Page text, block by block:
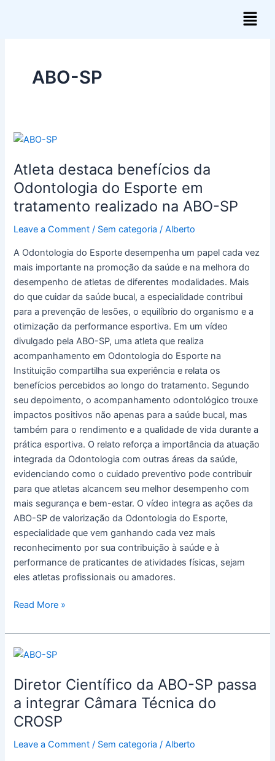
Menu
ABO-SP
Atleta destaca benefícios da
Odontologia do Esporte em
tratamento realizado na ABO-SP
Leave a Comment / Sem categoria /Alberto
A Odontologia do Esporte desempenha um papel cada vez
mais importante na promoção da saúde e na melhora do
desempenho de atletas de diferentes modalidades. Mais
do que cuidar da saúde bucal, a especialidade contribui
para a prevenção de lesões, o equilíbrio do organismo e a
otimização da performance esportiva. Em um vídeo
divulgado pela ABO-SP, uma atleta que realiza
acompanhamento em Odontologia do Esporte na
Instituição compartilha sua experiência e relata os
benefícios percebidos ao longo do tratamento. Segundo
seu depoimento, o acompanhamento odontológico trouxe
impactos positivos não apenas para a saúde bucal, mas
também para o rendimento e a qualidade de vida durante a
prática esportiva. O relato reforça a importância da atuação
integrada da Odontologia com outras áreas da saúde,
evidenciando como o cuidado preventivo pode contribuir
para que atletas alcancem seu melhor desempenho com
mais segurança e bem-estar. O vídeo integra as ações da
ABO-SP de valorização da Odontologia do Esporte,
especialidade que vem ganhando cada vez mais
reconhecimento por sua contribuição à saúde e à
performance de praticantes de atividades físicas, sejam
eles atletas profissionais ou amadores.
Atleta
benefícios
da
do
Esporte
tratamento
realizado
na
ABO-
SP
Read More »
Diretor Científico da ABO-SP passa
a integrar Câmara Técnica do
CROSP
Leave a Comment / Sem categoria /Alberto
Diretor
da
ABO-
SP
passa
a